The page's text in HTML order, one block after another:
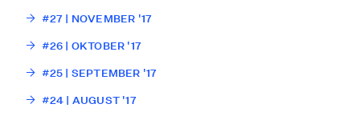
#27 | NOVEMBER '17
#26 | OKTOBER '17
#25 | SEPTEMBER '17
#24 | AUGUST '17